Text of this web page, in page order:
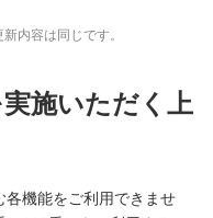
内容は同じです。
施いただく上
各機能をご利用できませ